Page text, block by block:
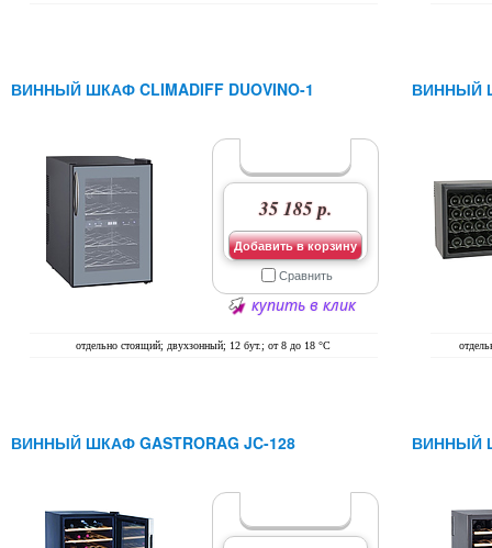
ВИННЫЙ ШКАФ CLIMADIFF DUOVINO-1
отдельно стоящий; двухзонный; 12 бут.; от 8 до 18 °C
35 185 р.
Добавить в корзину
Сравнить
купить в клик
ВИННЫЙ
ВИННЫЙ ШКАФ GASTRORAG JC-128 ВИННЫЙ